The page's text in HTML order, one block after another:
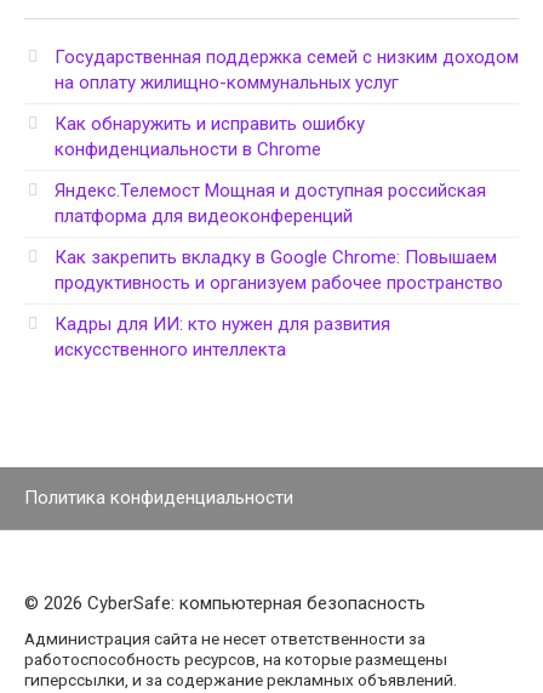
Государственная поддержка семей с низким доходом
на оплату жилищно-коммунальных услуг
Как обнаружить и исправить ошибку
конфиденциальности в Chrome
Яндекс.Телемост Мощная и доступная российская
платформа для видеоконференций
Как закрепить вкладку в Google Chrome: Повышаем
продуктивность и организуем рабочее пространство
Кадры для ИИ: кто нужен для развития
искусственного интеллекта
Политика конфиденциальности
© 2026 CyberSafe: компьютерная безопасность
Администрация сайта не несет ответственности за
работоспособность ресурсов, на которые размещены
гиперссылки, и за содержание рекламных объявлений.